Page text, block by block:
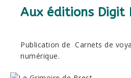
Aux éditions Digit
Publication de Carnets de
numérique.